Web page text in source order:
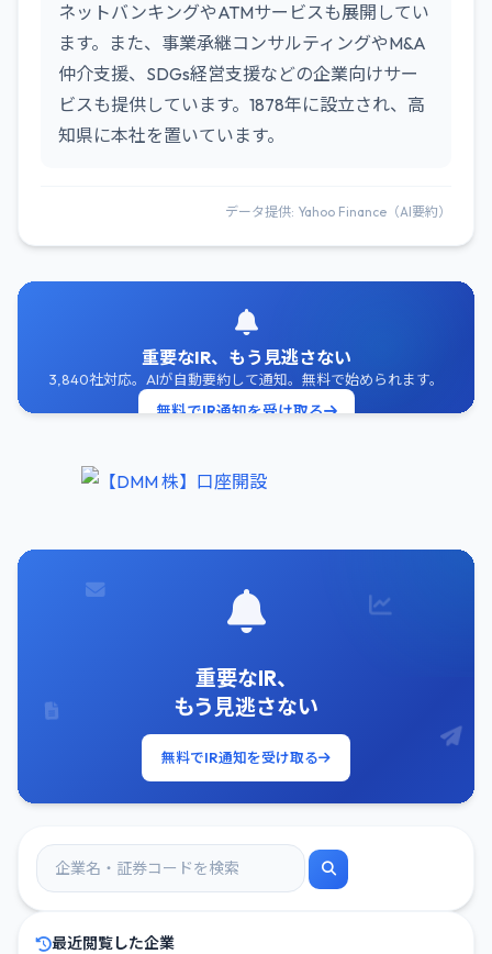
ネットバンキングやATMサービスも展開してい
ます。また、事業承継コンサルティングやM&A
仲介支援、SDGs経営支援などの企業向けサー
ビスも提供しています。1878年に設立され、高
知県に本社を置いています。
データ提供: Yahoo Finance（AI要約）
重要なIR、もう見逃さない
3,840社対応。AIが自動要約して通知。無料で始められます。
無料でIR通知を受け取る
重要なIR、
もう見逃さない
無料でIR通知を受け取る
最近閲覧した企業